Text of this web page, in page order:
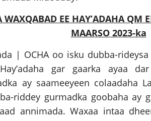
EE HAY’ADAHA QM
MAARSO 2023-ka
| OCHA oo isku dubba-
Hay’adaha gar gaarka ayaa
ay saameeyeen colaadaha
riddey gurmadka goobaha ay
annimada. Waxaa intaa